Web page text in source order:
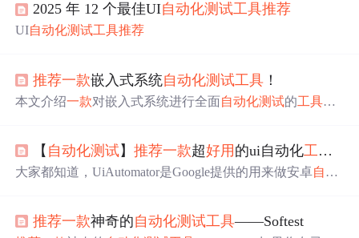
2025 年 12 个最佳UI自动化测试工具推荐
UI自动化测试工具推荐
推荐一款嵌入式系统自动化测试工具 ！
本文介绍一款对嵌入式系统进行全面自动化测试的工具，
【 自动化测试】推荐一款超好用 的ui自动化工具
大家都知道，UiAutomator是Google提供的用来做安卓自动
运行了封装了uiautomator2的HTTP服务，解析收到的请
推荐一款神奇的自动化测试工具——Softest